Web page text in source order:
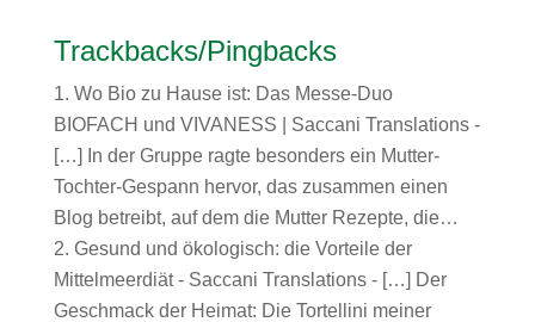
Trackbacks/Pingbacks
Wo Bio zu Hause ist: Das Messe-Duo
BIOFACH und VIVANESS | Saccani Translations-
[…] In der Gruppe ragte besonders ein Mutter-
Tochter-Gespann hervor, das zusammen einen
Blog betreibt, auf dem die Mutter Rezepte, die…
Gesund und ökologisch: die Vorteile der
Mittelmeerdiät - Saccani Translations- […] Der
Geschmack der Heimat: Die Tortellini meiner